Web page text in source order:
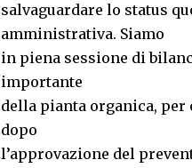
salvaguardare lo status
amministrativa. Siamo
in piena sessione di
importante
della pianta organica,
dopo
l’approvazione del